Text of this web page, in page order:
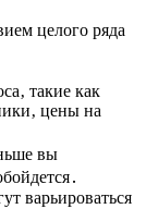
целого ряда
такие как
цены на
вы
варьироваться